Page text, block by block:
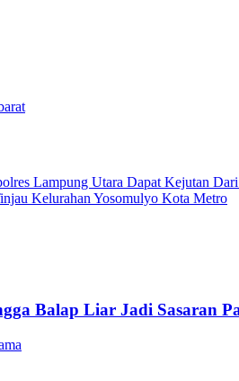
Lampung Utara Dapat Kejutan
Kelurahan Yosomulyo Kota Metro
Balap Liar Jadi Sasaran